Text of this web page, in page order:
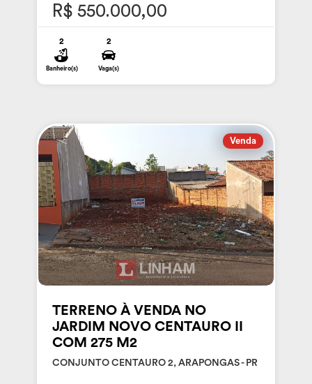
R$ 550.000,00
2
Banheiro(s)
2
Vaga(s)
Venda
TERRENO À VENDA NO
JARDIM NOVO CENTAURO II
COM 275 M2
CONJUNTO CENTAURO 2, ARAPONGAS - PR